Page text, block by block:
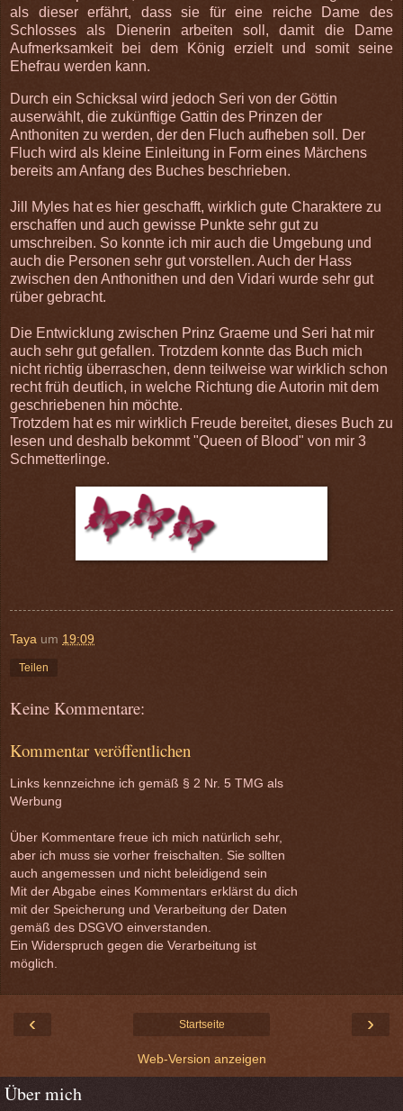
als dieser erfährt, dass sie für eine reiche Dame des
Schlosses als Dienerin arbeiten soll, damit die Dame
Aufmerksamkeit bei dem König erzielt und somit seine
Ehefrau werden kann.
Durch ein Schicksal wird jedoch Seri von der Göttin
auserwählt, die zukünftige Gattin des Prinzen der
Anthoniten zu werden, der den Fluch aufheben soll. Der
Fluch wird als kleine Einleitung in Form eines Märchens
bereits am Anfang des Buches beschrieben.
Jill Myles hat es hier geschafft, wirklich gute Charaktere zu
erschaffen und auch gewisse Punkte sehr gut zu
umschreiben. So konnte ich mir auch die Umgebung und
auch die Personen sehr gut vorstellen. Auch der Hass
zwischen den Anthonithen und den Vidari wurde sehr gut
rüber gebracht.
Die Entwicklung zwischen Prinz Graeme und Seri hat mir
auch sehr gut gefallen. Trotzdem konnte das Buch mich
nicht richtig überraschen, denn teilweise war wirklich schon
recht früh deutlich, in welche Richtung die Autorin mit dem
geschriebenen hin möchte.
Trotzdem hat es mir wirklich Freude bereitet, dieses Buch zu
lesen und deshalb bekommt "Queen of Blood" von mir 3
Schmetterlinge.
Taya um 19:09
Teilen
Keine Kommentare:
Kommentar veröffentlichen
Links kennzeichne ich gemäß § 2 Nr. 5 TMG als
Werbung
Über Kommentare freue ich mich natürlich sehr,
aber ich muss sie vorher freischalten. Sie sollten
auch angemessen und nicht beleidigend sein
Mit der Abgabe eines Kommentars erklärst du dich
mit der Speicherung und Verarbeitung der Daten
gemäß des DSGVO einverstanden.
Ein Widerspruch gegen die Verarbeitung ist
möglich.
‹ ›
Startseite
Web-Version anzeigen
Über mich